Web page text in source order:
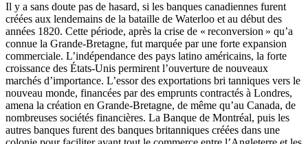
Il y a sans doute pas de hasard, si les banques canadiennes furent
créées aux lendemains de la bataille de Waterloo et au début des
années 1820. Cette période, après la crise de « recon­version » qu’a
connue la Grande-Bretagne, fut marquée par une forte expansion
commerciale. L’indépendance des pays latino­ américains, la forte
croissance des États-Unis permirent l’ouverture de nouveaux
marchés d’importance. L’essor des exportations bri­ tanniques vers le
nouveau monde, financées par des emprunts contractés à Londres,
amena la création en Grande-Bretagne, de même qu’au Canada, de
nombreuses sociétés financières. La Banque de Montréal, puis les
autres banques furent des banques britanniques créées dans une